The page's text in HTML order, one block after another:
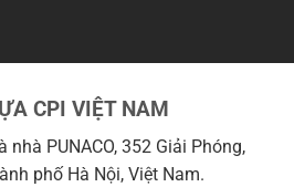
CPI VIỆT NAM
nhà PUNACO, 352 Giải Phóng,
phố Hà Nội, Việt Nam.